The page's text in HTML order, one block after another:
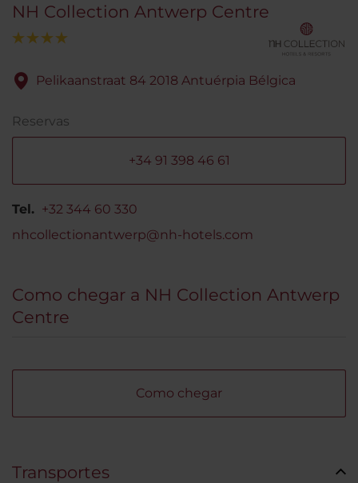
NH Collection Antwerp Centre
Pelikaanstraat 84 2018 Antuérpia Bélgica
Reservas
+34 91 398 46 61
Tel. +32 344 60 330
nhcollectionantwerp@nh-hotels.com
Como chegar a NH Collection Antwerp
Centre
Como chegar
Transportes